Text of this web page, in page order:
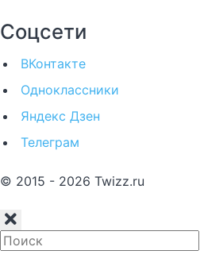
Соцсети
ВКонтакте
Одноклассники
Яндекс Дзен
Телеграм
© 2015 - 2026 Twizz.ru